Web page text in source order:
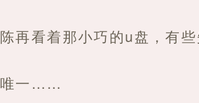
陈再看着那小巧的u盘，有些
唯一……